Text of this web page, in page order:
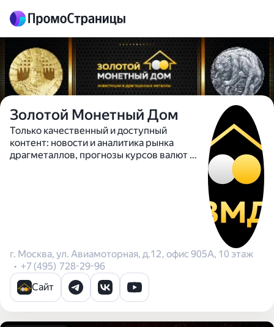
Золотой Монетный Дом
Только качественный и доступный
контент: новости и аналитика рынка
драгметаллов, прогнозы курсов валют и
г. Москва, ул. Авиамоторная, д.12, офис 905А, 10 этаж
+7 (495) 728-29-96
Сайт